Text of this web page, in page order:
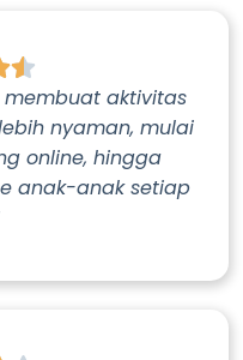
membuat aktivitas
nyaman, mulai
online, hingga
anak-anak setiap